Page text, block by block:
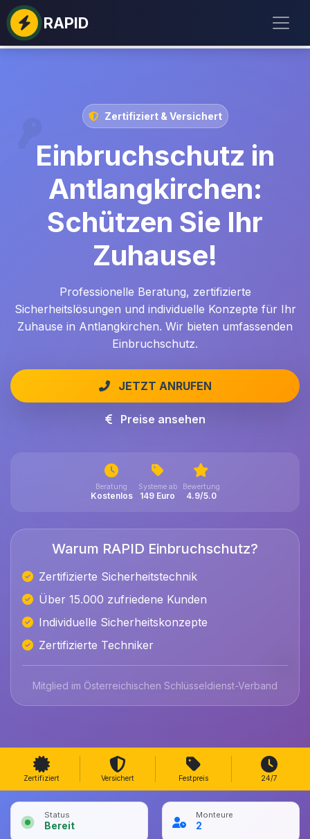
RAPID
Zertifiziert & Versichert
Einbruchschutz in
Antlangkirchen:
Schützen Sie Ihr
Zuhause!
Professionelle Beratung, zertifizierte
Sicherheitslösungen und individuelle Konzepte für Ihr
Zuhause in Antlangkirchen. Wir bieten umfassenden
Einbruchschutz.
JETZT ANRUFEN
Preise ansehen
Beratung
Kostenlos
Systeme ab
149 Euro
Bewertung
4.9/5.0
Warum RAPID Einbruchschutz?
Zertifizierte Sicherheitstechnik
Über 15.000 zufriedene Kunden
Individuelle Sicherheitskonzepte
Zertifizierte Techniker
Mitglied im Österreichischen Schlüsseldienst-Verband
Zertifiziert Versichert Festpreis 24/7
Status
Bereit
Monteure
2